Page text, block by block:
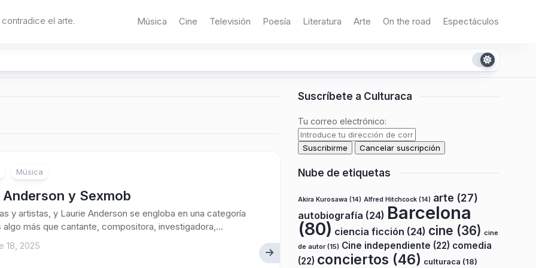
el arte. Música Cine Televisión Poesía Literatura Arte On the road Espectáculos
Música
Anderson y Sexmob
y artistas, y Laurie Anderson se engloba en una categoría
algo más que cantante, compositora, investigadora,...
18, 2025
Suscríbete a Culturaca
Tu correo electrónico:
Nube de etiquetas
Akira Kurosawa (14) Alfred Hitchcock (14) arte (27)
autobiografía (24) Barcelona
(80) ciencia ficción (24) cine (36) cine
de autor(15) Cine independiente (22) comedia
(22) conciertos (46) culturaca (18)